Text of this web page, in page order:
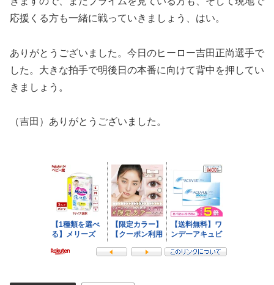
応援くる方も一緒に戦っていきましょう、はい。
ありがとうございました。今日のヒーロー吉田正尚選手で
した。大きな拍手で明後日の本番に向けて背中を押してい
きましょう。
（吉田）ありがとうございました。